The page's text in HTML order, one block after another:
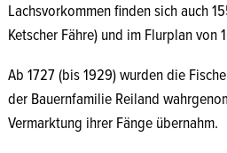
Lachsvorkommen finden sich auch
Ketscher Fähre) und im Flurplan von
Ab 1727 (bis 1929) wurden die
der Bauernfamilie Reiland
Vermarktung ihrer Fänge übernahm.